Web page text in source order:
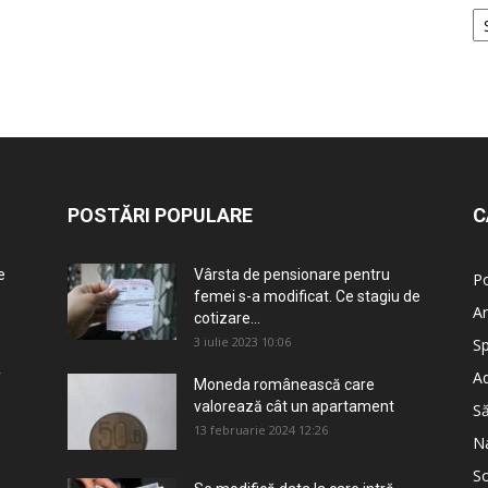
POSTĂRI POPULARE
Vârsta de pensionare pentru
femei s-a modificat. Ce stagiu de
cotizare...
3 iulie 2023 10:06
Moneda românească care
valorează cât un apartament
13 februarie 2024 12:26